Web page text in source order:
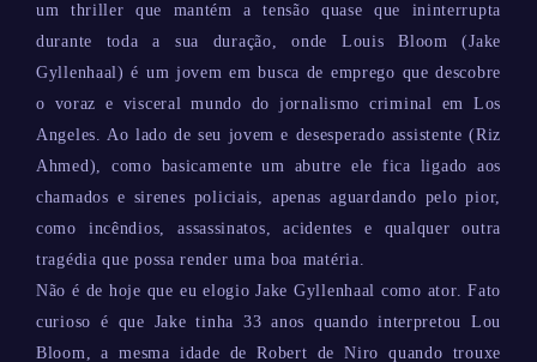
um thriller que mantém a tensão quase que ininterrupta
durante toda a sua duração, onde Louis Bloom (Jake
Gyllenhaal) é um jovem em busca de emprego que descobre
o voraz e visceral mundo do jornalismo criminal em Los
Angeles. Ao lado de seu jovem e desesperado assistente (Riz
Ahmed), como basicamente um abutre ele fica ligado aos
chamados e sirenes policiais, apenas aguardando pelo pior,
como incêndios, assassinatos, acidentes e qualquer outra
tragédia que possa render uma boa matéria.
Não é de hoje que eu elogio Jake Gyllenhaal como ator. Fato
curioso é que Jake tinha 33 anos quando interpretou Lou
Bloom, a mesma idade de Robert de Niro quando trouxe